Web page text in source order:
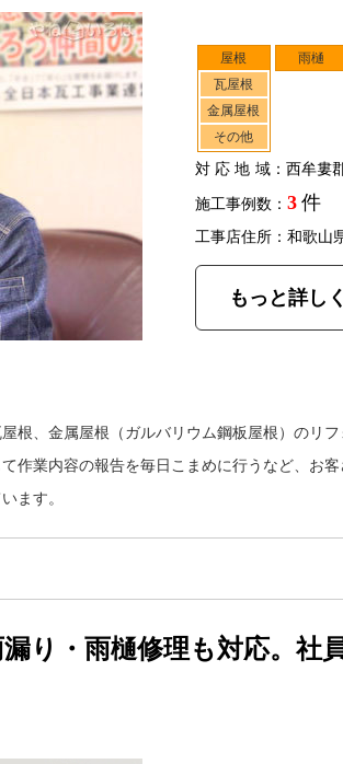
屋根
瓦屋根
金属屋根
その他
雨樋
対応地域：西牟婁
施工事例数： 3 件
工事店住所：和歌山
もっと詳し
根、金属屋根（ガルバリウム鋼板屋根）のリ
作業内容の報告を毎日こまめに行うなど、お
ます。
り・雨樋修理も対応。社